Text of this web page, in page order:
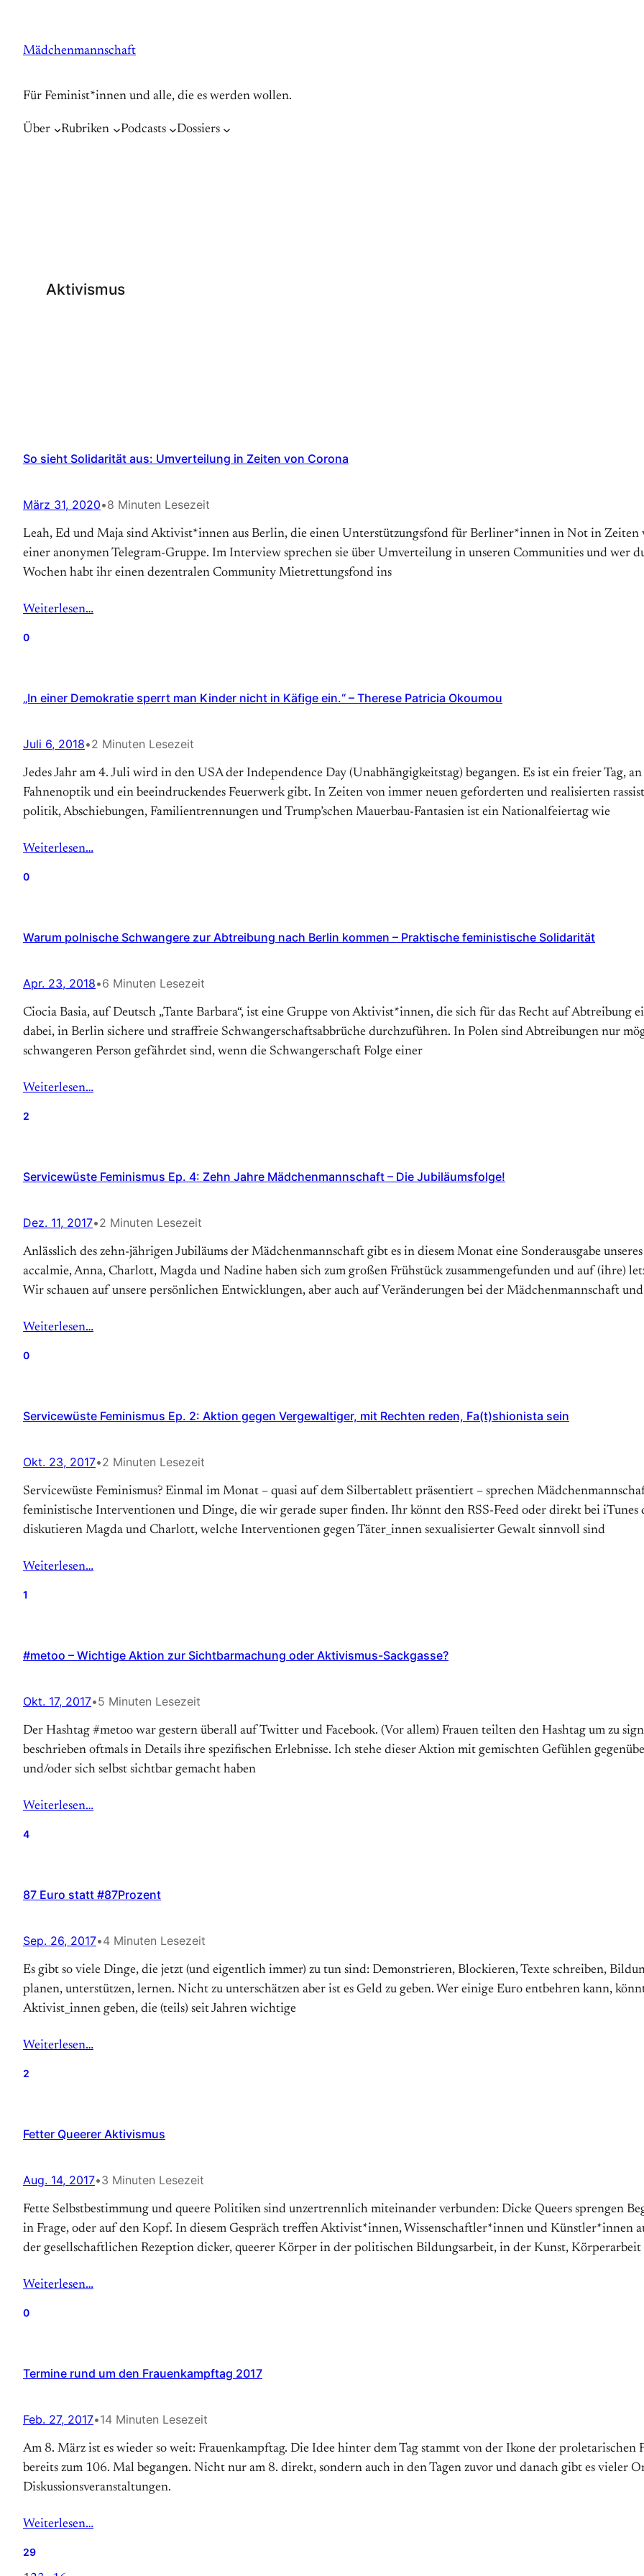
springen
Mädchenmannschaft
Für Feminist*innen und alle, die es werden wollen.
Über Rubriken Podcasts Dossiers
Aktivismus
So sieht Solidarität aus: Umverteilung in Zeiten von Corona
März 31, 2020•8 Minuten Lesezeit
Leah, Ed und Maja sind Aktivist*innen aus Berlin, die einen Unterstützungsfond für Berliner*innen in Not in
einer anonymen Telegram-Gruppe. Im Interview sprechen sie über Umverteilung in unseren Communities und wer
Wochen habt ihr einen dezentralen Community Mietrettungsfond ins
Weiterlesen…
0
„In einer Demokratie sperrt man Kinder nicht in Käfige ein.“ – Therese Patricia Okoumou
Juli 6, 2018•2 Minuten Lesezeit
Jedes Jahr am 4. Juli wird in den USA der Independence Day (Unabhängig­keitstag) begangen. Es ist ein freier Tag,
Fahnenoptik und ein beeindruckendes Feuerwerk gibt. In Zeiten von immer neuen geforderten und realisierten
politik, Abschiebungen, Familien­trennungen und Trump’schen Mauerbau-Fantasien ist ein National­feiertag wie
Weiterlesen…
0
Warum polnische Schwangere zur Abtreibung nach Berlin kommen – Praktische feministische Solidarität
Apr. 23, 2018•6 Minuten Lesezeit
Ciocia Basia, auf Deutsch „Tante Barbara“, ist eine Gruppe von Aktivist*innen, die sich für das Recht auf Abtreibung
dabei, in Berlin sichere und straffreie Schwangerschaftsabbrüche durchzuführen. In Polen sind Abtreibungen nur
schwangeren Person gefährdet sind, wenn die Schwangerschaft Folge einer
Weiterlesen…
2
Servicewüste Feminismus Ep. 4: Zehn Jahre Mädchenmannschaft – Die Jubiläumsfolge!
Dez. 11, 2017•2 Minuten Lesezeit
Anlässlich des zehn-jährigen Jubiläums der Mädchenmannschaft gibt es in diesem Monat eine Sonderausgabe
accalmie, Anna, Charlott, Magda und Nadine haben sich zum großen Frühstück zusammengefunden und auf (ihre)
Wir schauen auf unsere persönlichen Entwicklungen, aber auch auf Veränderungen bei der Mädchenmannschaft
Weiterlesen…
0
Servicewüste Feminismus Ep. 2: Aktion gegen Vergewaltiger, mit Rechten reden, Fa(t)shionista sein
Okt. 23, 2017•2 Minuten Lesezeit
Servicewüste Feminismus? Einmal im Monat – quasi auf dem Silbertablett präsentiert – sprechen
feministische Interventionen und Dinge, die wir gerade super finden. Ihr könnt den RSS-Feed oder direkt bei iTunes
diskutieren Magda und Charlott, welche Interventionen gegen Täter_innen sexualisierter Gewalt sinnvoll sind
Weiterlesen…
1
#metoo – Wichtige Aktion zur Sichtbarmachung oder Aktivismus-Sackgasse?
Okt. 17, 2017•5 Minuten Lesezeit
Der Hashtag #metoo war gestern überall auf Twitter und Facebook. (Vor allem) Frauen teilten den Hashtag um zu
beschrieben oftmals in Details ihre spezifischen Erlebnisse. Ich stehe dieser Aktion mit gemischten Gefühlen
und/oder sich selbst sichtbar gemacht haben
Weiterlesen…
4
87 Euro statt #87Prozent
Sep. 26, 2017•4 Minuten Lesezeit
Es gibt so viele Dinge, die jetzt (und eigentlich immer) zu tun sind: Demonstrieren, Blockieren, Texte schreiben,
planen, unterstützen, lernen. Nicht zu unterschätzen aber ist es Geld zu geben. Wer einige Euro entbehren kann,
Aktivist_innen geben, die (teils) seit Jahren wichtige
Weiterlesen…
2
Fetter Queerer Aktivismus
Aug. 14, 2017•3 Minuten Lesezeit
Fette Selbstbestimmung und queere Politiken sind unzertrennlich miteinander verbunden: Dicke Queers sprengen
in Frage, oder auf den Kopf. In diesem Gespräch treffen Aktivist*innen, Wissenschaftler*innen und Künstler*innen
der gesellschaftlichen Rezeption dicker, queerer Körper in der politischen Bildungsarbeit, in der Kunst,
Weiterlesen…
0
Termine rund um den Frauenkampftag 2017
Feb. 27, 2017•14 Minuten Lesezeit
Am 8. März ist es wieder so weit: Frauenkampftag. Die Idee hinter dem Tag stammt von der Ikone der proletarischen
bereits zum 106. Mal begangen. Nicht nur am 8. direkt, sondern auch in den Tagen zuvor und danach gibt es vieler
Diskussionsveranstaltungen.
Weiterlesen…
29